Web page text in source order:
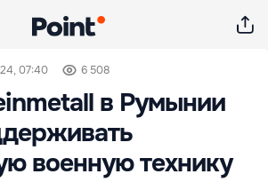
07:40 6 508
в Румынии
военную технику